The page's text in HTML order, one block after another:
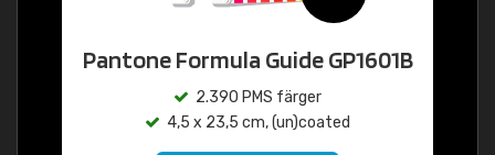
Pantone Formula Guide GP1601B
2.390 PMS färger
4,5 x 23,5 cm, (un)coated